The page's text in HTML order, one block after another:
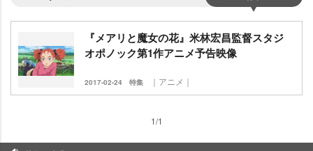
『メアリと魔女の花』米林宏昌監督スタジ
オポノック第1作アニメ予告映像
2017-02-24 特集 ｜アニメ｜
1/1